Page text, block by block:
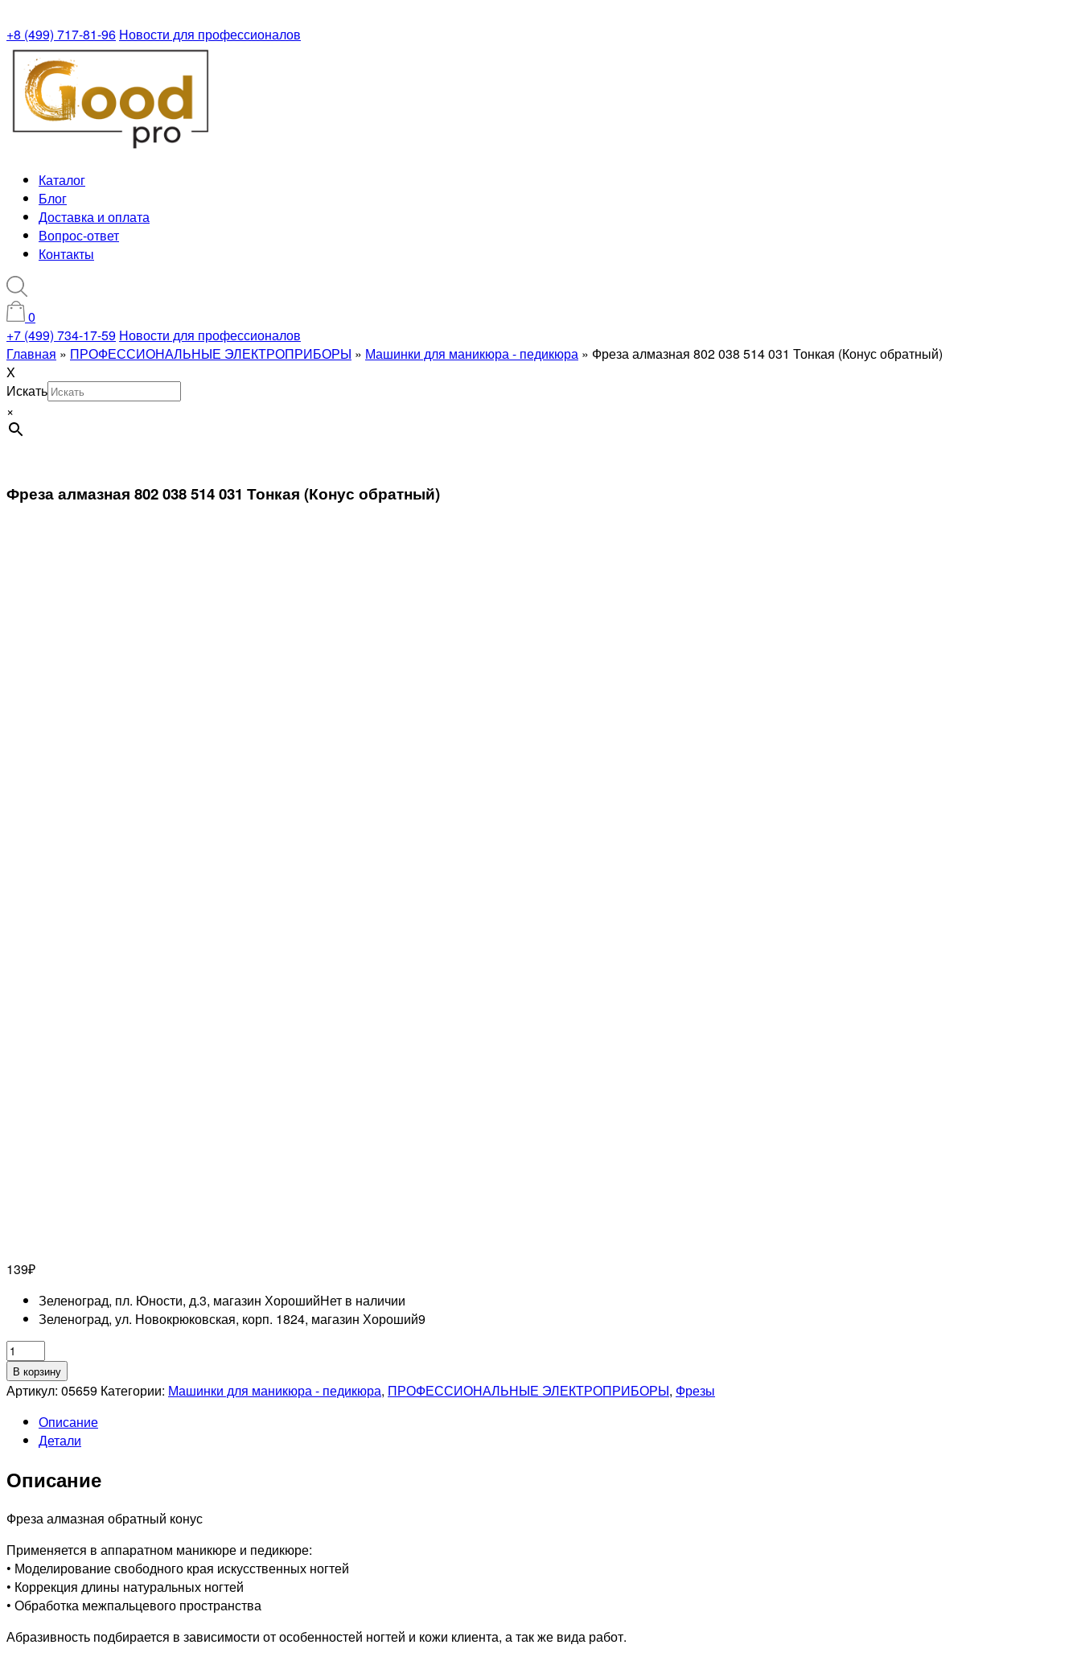
+8 (499) 717-81-96 Новости для профессионалов
Каталог
Блог
Доставка и оплата
Вопрос-ответ
Контакты
0
+7 (499) 734-17-59 Новости для профессионалов
Главная » ПРОФЕССИОНАЛЬНЫЕ ЭЛЕКТРОПРИБОРЫ » Машинки для маникюра - педикюра » Фреза алмазная 802 038 514 031 Тонкая (Конус обратный)
X
Искать
×
Фреза алмазная 802 038 514 031 Тонкая (Конус обратный)
139₽
Зеленоград, пл. Юности, д.3, магазин ХорошийНет в наличии
Зеленоград, ул. Новокрюковская, корп. 1824, магазин Хороший9
Количество
товара
Фреза
802
038
031
(Конус
В корзину
Артикул: 05659 Категории: Машинки для маникюра - педикюра, ПРОФЕССИОНАЛЬНЫЕ ЭЛЕКТРОПРИБОРЫ, Фрезы
Описание
Детали
Описание
Фреза алмазная обратный конус
Применяется в аппаратном маникюре и педикюре:
• Моделирование свободного края искусственных ногтей
• Коррекция длины натуральных ногтей
• Обработка межпальцевого пространства
Абразивность подбирается в зависимости от особенностей ногтей и кожи клиента, а так же вида работ.